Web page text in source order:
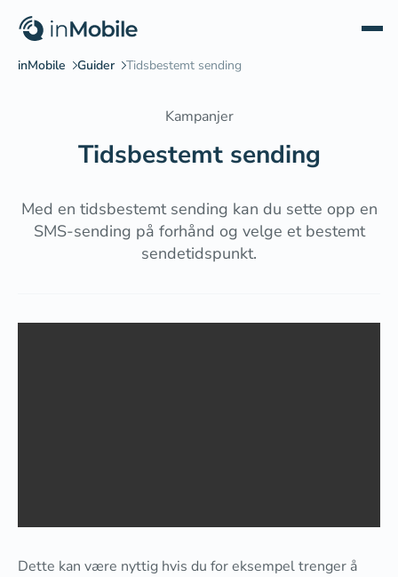
Kampanjer
Tidsbestemt sending
Med en tidsbestemt sending kan du sette opp en
SMS-sending på forhånd og velge et bestemt
sendetidspunkt.
Dette kan være nyttig hvis du for eksempel trenger å